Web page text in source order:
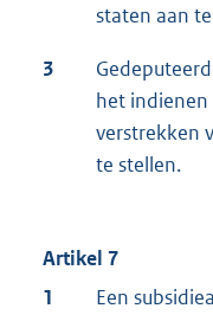
staten aan
3
het indienen
verstrekken
te stellen.
Artikel 7
1
Een